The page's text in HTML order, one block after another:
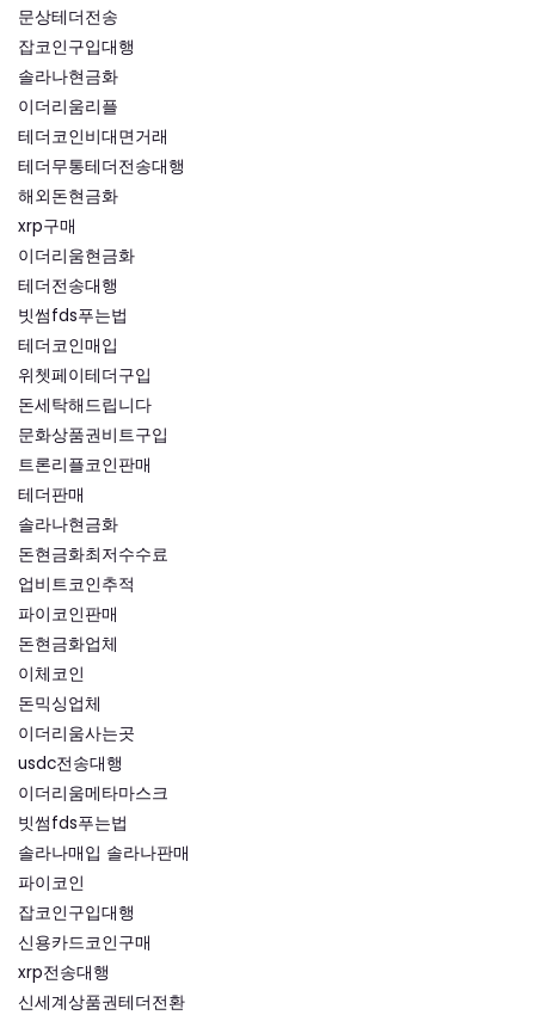
문상테더전송
잡코인구입대행
솔라나현금화
이더리움리플
테더코인비대면거래
테더무통테더전송대행
해외돈현금화
xrp구매
이더리움현금화
테더전송대행
빗썸fds푸는법
테더코인매입
위쳇페이테더구입
돈세탁해드립니다
문화상품권비트구입
트론리플코인판매
테더판매
솔라나현금화
돈현금화최저수수료
업비트코인추적
파이코인판매
돈현금화업체
이체코인
돈믹싱업체
이더리움사는곳
usdc전송대행
이더리움메타마스크
빗썸fds푸는법
솔라나매입 솔라나판매
파이코인
잡코인구입대행
신용카드코인구매
xrp전송대행
신세계상품권테더전환